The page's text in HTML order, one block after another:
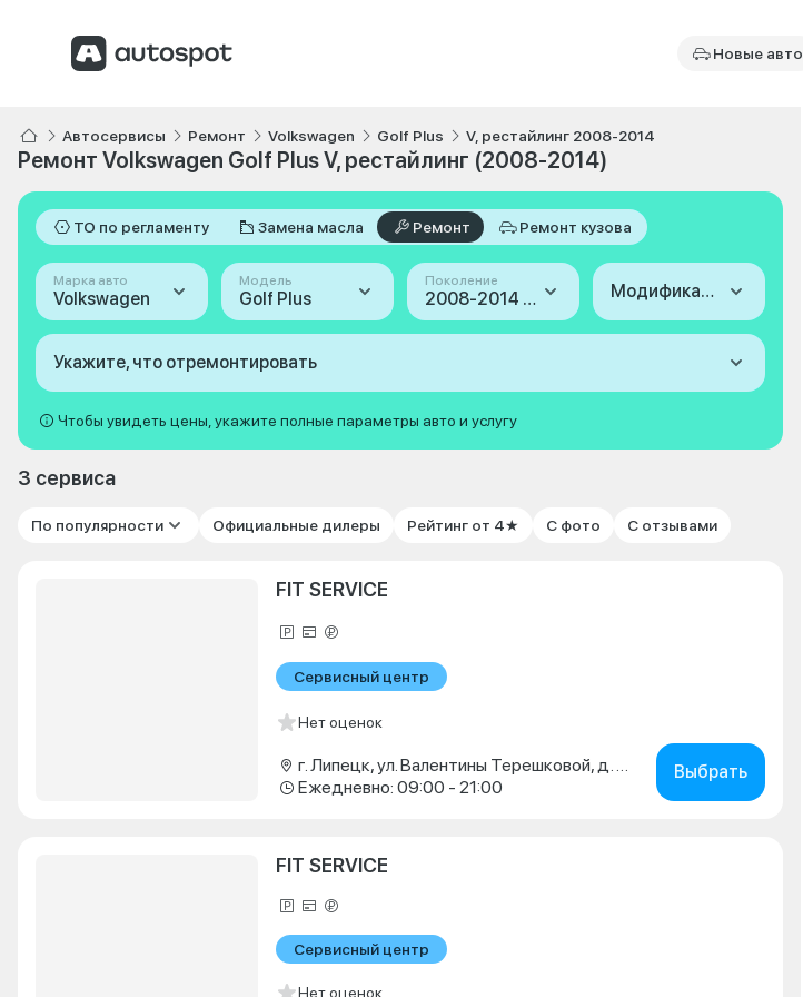
Новые авто
Автосервисы Ремонт Volkswagen Golf Plus V, рестайлинг 2008-2014
Ремонт Volkswagen Golf Plus V, рестайлинг (2008-2014)
ТО по регламенту Замена масла Ремонт Ремонт кузова
Марка авто
Volkswagen
Модель
Golf Plus
Поколение
2008-2014 (V, рестайлинг) Модификация
Укажите, что отремонтировать
Чтобы увидеть цены, укажите полные параметры авто и услугу
3 сервиса
По популярности Официальные дилеры Рейтинг от 4★ С фото С отзывами
FIT SERVICE
Сервисный центр
Нет оценок
Ежедневно: 09:00 - 21:00
Выбрать
FIT SERVICE
Сервисный центр
Нет оценок